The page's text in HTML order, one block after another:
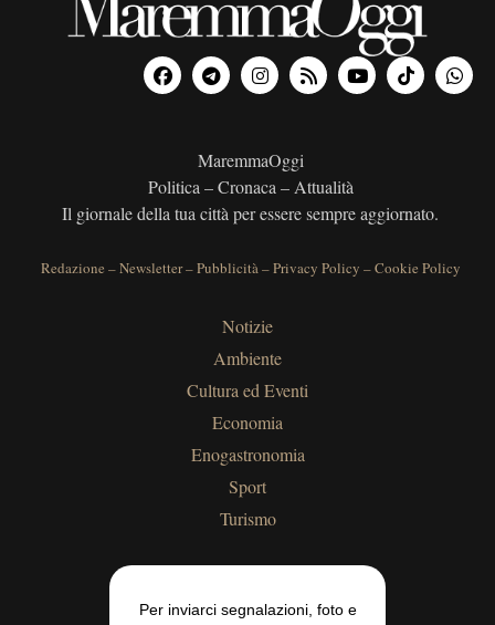
MaremmaOggi
Politica – Cronaca – Attualità
Il giornale della tua città per essere sempre aggiornato.
Redazione –Newsletter–Pubblicità–Privacy Policy –Cookie Policy
Notizie
Ambiente
Cultura ed Eventi
Economia
Enogastronomia
Sport
Turismo
Per inviarci segnalazioni, foto e